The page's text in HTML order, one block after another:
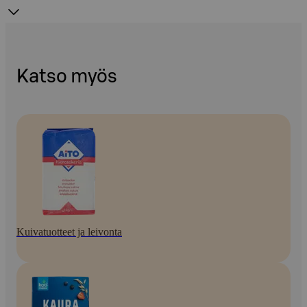
Katso myös
Kuivatuotteet ja leivonta